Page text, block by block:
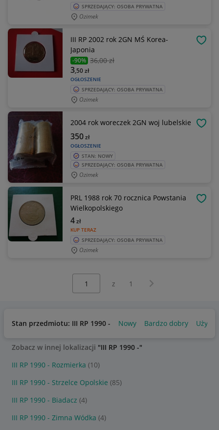
SPRZEDAJĄCY: OSOBA PRYWATNA
Ozimek
III RP 2002 rok 2GN MŚ Korea-
Japonia
-90% 36,00 zł
OGŁOSZENIE
3,50zł
SPRZEDAJĄCY: OSOBA PRYWATNA
Ozimek
2004 rok woreczek 2GN woj lubelskie
OGŁOSZENIE
350zł
STAN: NOWY
SPRZEDAJĄCY: OSOBA PRYWATNA
Ozimek
PRL 1988 rok 70 rocznica Powstania
Wielkopolskiego
KUP TERAZ
4zł
SPRZEDAJĄCY: OSOBA PRYWATNA
Ozimek
z 1 Następna strona
Stan przedmiotu: III RP 1990 - Nowy Bardzo dobry
Zobacz w innej lokalizacji "III RP 1990 -"
III RP 1990 - Rozmierka (10)
III RP 1990 - Strzelce Opolskie (85)
III RP 1990 - Biadacz (4)
III RP 1990 - Zimna Wódka (4)